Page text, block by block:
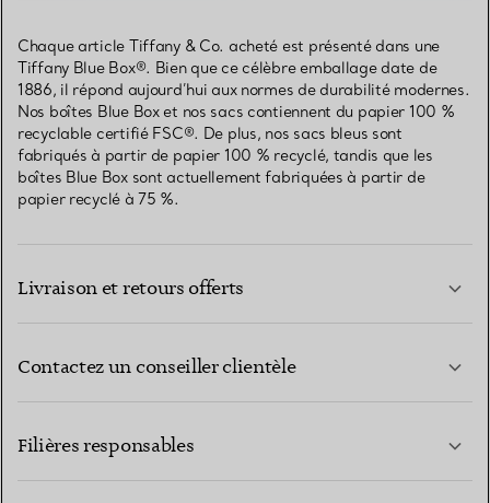
Chaque article Tiffany & Co. acheté est présenté dans une
Tiffany Blue Box®. Bien que ce célèbre emballage date de
1886, il répond aujourd’hui aux normes de durabilité modernes.
Nos boîtes Blue Box et nos sacs contiennent du papier 100 %
recyclable certifié FSC®. De plus, nos sacs bleus sont
fabriqués à partir de papier 100 % recyclé, tandis que les
boîtes Blue Box sont actuellement fabriquées à partir de
papier recyclé à 75 %.
Livraison et retours offerts
Contactez un conseiller clientèle
Filières responsables